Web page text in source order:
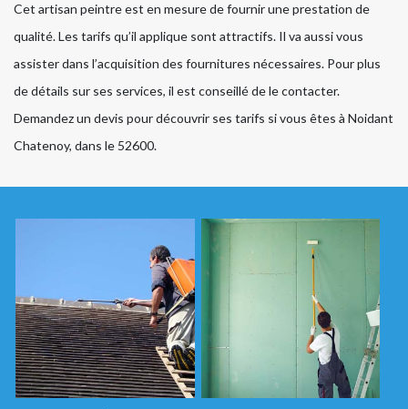
Cet artisan peintre est en mesure de fournir une prestation de
qualité. Les tarifs qu’il applique sont attractifs. Il va aussi vous
assister dans l’acquisition des fournitures nécessaires. Pour plus
de détails sur ses services, il est conseillé de le contacter.
Demandez un devis pour découvrir ses tarifs si vous êtes à Noidant
Chatenoy, dans le 52600.